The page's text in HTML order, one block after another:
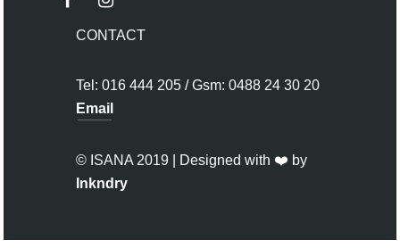
CONTACT
Tel: 016 444 205 / Gsm: 0488 24 30 20
Email
© ISANA 2019 | Designed with ❤️ by
Inkndry